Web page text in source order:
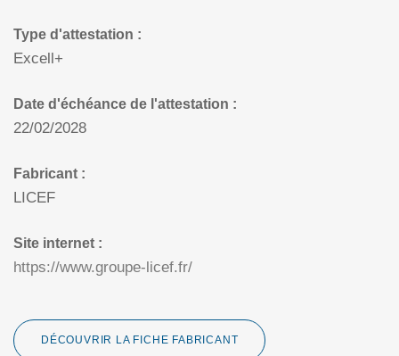
Type d'attestation :
Excell+
Date d'échéance de l'attestation :
22/02/2028
Fabricant :
LICEF
Site internet :
https://www.groupe-licef.fr/
DÉCOUVRIR LA FICHE FABRICANT